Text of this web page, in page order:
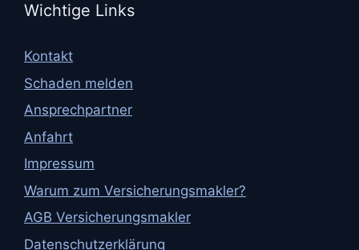
Wichtige Links
Kontakt
Schaden melden
Ansprechpartner
Anfahrt
Impressum
Warum zum Versicherungsmakler?
AGB Versicherungsmakler
Datenschutzerklärung